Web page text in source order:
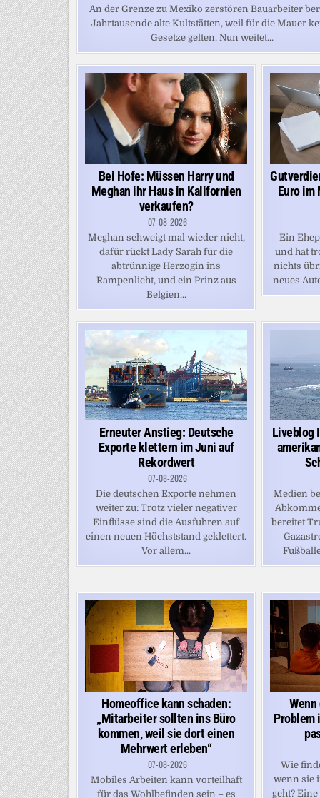
An der Grenze zu Mexiko zerstören Bauarbeiter
Jahrtausende alte Kultstätten, weil für die Mauer
Gesetze gelten. Nun weitet...
Bei Hofe: Müssen Harry und
Meghan ihr Haus in Kalifornien
verkaufen?
07-08-2026
Meghan schweigt mal wieder nicht,
dafür rückt Lady Sarah für die
abtrünnige Herzogin ins
Rampenlicht, und ein Prinz aus
Belgien...
Euro im
Ein
und hat
nichts
neues
Erneuter Anstieg: Deutsche
Exporte klettern im Juni auf
Rekordwert
07-08-2026
Die deutschen Exporte nehmen
weiter zu: Trotz vieler negativer
Einflüsse sind die Ausfuhren auf
einen neuen Höchststand geklettert.
Vor allem...
Liveblog
Medien
bereitet
Homeoffice kann schaden:
„Mitarbeiter sollten ins Büro
kommen, weil sie dort einen
Mehrwert erleben“
07-08-2026
Mobiles Arbeiten kann vorteilhaft
für das Wohlbefinden sein – es
Problem
Wie
wenn sie
geht?